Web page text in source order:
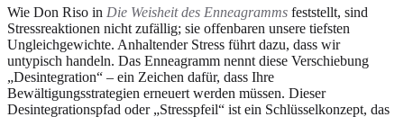
Wie Don Riso in Die Weisheit des Enneagramms feststellt, sind
Stressreaktionen nicht zufällig; sie offenbaren unsere tiefsten
Ungleichgewichte. Anhaltender Stress führt dazu, dass wir
untypisch handeln. Das Enneagramm nennt diese Verschiebung
„Desintegration“ – ein Zeichen dafür, dass Ihre
Bewältigungsstrategien erneuert werden müssen. Dieser
Desintegrationspfad oder „Stresspfeil“ ist ein Schlüsselkonzept, das